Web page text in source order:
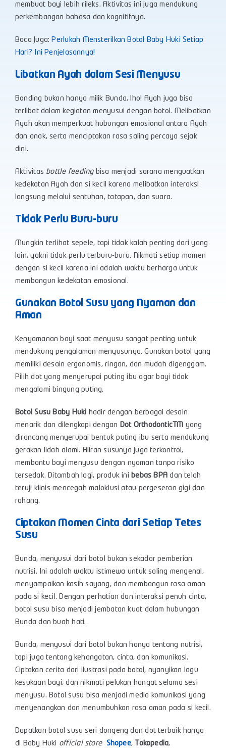
membuat bayi lebih rileks. Aktivitas ini juga mendukung
perkembangan bahasa dan kognitifnya.
Baca Juga: Perlukah Mensterilkan Botol Baby Huki Setiap
Hari? Ini Penjelasannya!
Libatkan Ayah dalam Sesi Menyusu
Bonding bukan hanya milik Bunda, lho! Ayah juga bisa
terlibat dalam kegiatan menyusui dengan botol. Melibatkan
Ayah akan memperkuat hubungan emosional antara Ayah
dan anak, serta menciptakan rasa saling percaya sejak
dini.
Aktivitas bottle feedingbisa menjadi sarana menguatkan
kedekatan Ayah dan si kecil karena melibatkan interaksi
langsung melalui sentuhan, tatapan, dan suara.
Tidak Perlu Buru-buru
Mungkin terlihat sepele, tapi tidak kalah penting dari yang
lain, yakni tidak perlu terburu-buru. Nikmati setiap momen
dengan si kecil karena ini adalah waktu berharga untuk
membangun kedekatan emosional.
Gunakan Botol Susu yang Nyaman dan
Aman
Kenyamanan bayi saat menyusu sangat penting untuk
mendukung pengalaman menyusunya. Gunakan botol yang
memiliki desain ergonomis, ringan, dan mudah digenggam.
Pilih dot yang menyerupai puting ibu agar bayi tidak
mengalami bingung puting.
Botol Susu Baby Huki hadir dengan berbagai desain
menarik dan dilengkapi dengan Dot Orthodontic TM yang
dirancang menyerupai bentuk puting ibu serta mendukung
gerakan lidah alami. Aliran susunya juga terkontrol,
membantu bayi menyusu dengan nyaman tanpa risiko
tersedak. Ditambah lagi, produk inibebas BPA dan telah
teruji klinis mencegah maloklusi atau pergeseran gigi dan
rahang.
Ciptakan Momen Cinta dari Setiap Tetes
Susu
Bunda, menyusui dari botol bukan sekadar pemberian
nutrisi. Ini adalah waktu istimewa untuk saling mengenal,
menyampaikan kasih sayang, dan membangun rasa aman
pada si kecil. Dengan perhatian dan interaksi penuh cinta,
botol susu bisa menjadi jembatan kuat dalam hubungan
Bunda dan buah hati.
Bunda, menyusui dari botol bukan hanya tentang nutrisi,
tapi juga tentang kehangatan, cinta, dan komunikasi.
Ciptakan cerita dari ilustrasi pada botol, nyanyikan lagu
kesukaan bayi, dan nikmati pelukan hangat selama sesi
menyusu. Botol susu bisa menjadi media komunikasi yang
menyenangkan dan menumbuhkan rasa aman pada si kecil.
Dapatkan botol susu seri dongeng dan dot terbaik hanya
di Baby Huki official store Shopee, Tokopedia,